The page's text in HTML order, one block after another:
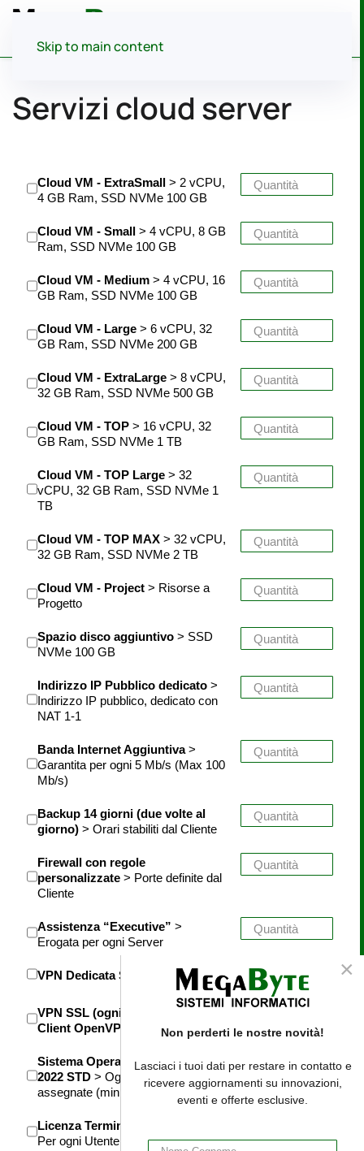
Skip to main content
Servizi cloud server
Cloud VM - ExtraSmall > 2 vCPU,
4 GB Ram, SSD NVMe 100 GB
Cloud VM - Small > 4 vCPU, 8 GB
Ram, SSD NVMe 100 GB
Cloud VM - Medium > 4 vCPU, 16
GB Ram, SSD NVMe 100 GB
Cloud VM - Large > 6 vCPU, 32
GB Ram, SSD NVMe 200 GB
Cloud VM - ExtraLarge > 8 vCPU,
32 GB Ram, SSD NVMe 500 GB
Cloud VM - TOP > 16 vCPU, 32
GB Ram, SSD NVMe 1 TB
Cloud VM - TOP Large > 32
vCPU, 32 GB Ram, SSD NVMe 1
TB
Cloud VM - TOP MAX > 32 vCPU,
32 GB Ram, SSD NVMe 2 TB
Cloud VM - Project > Risorse a
Progetto
Spazio disco aggiuntivo > SSD
NVMe 100 GB
Indirizzo IP Pubblico dedicato >
Indirizzo IP pubblico, dedicato con
NAT 1-1
Banda Internet Aggiuntiva>
Garantita per ogni 5 Mb/s (Max 100
Mb/s)
Backup 14 giorni (due volte al
giorno) > Orari stabiliti dal Cliente
Firewall con regole
personalizzate > Porte definite dal
Cliente
Assistenza “Executive” >
Erogata per ogni Server
VPN Dedicata Site-to-Site
VPN SSL (ogni Client) Tramite
Client OpenVPN
Sistema Operativo Windows
2022 STD > Ogni n.2 VCPU
assegnate (minimo)
Licenza Terminal Server - Base
Per ogni Utente
×
Non perderti le nostre novità!
Lasciaci i tuoi dati per restare in contatto e
ricevere aggiornamenti su innovazioni,
eventi e offerte esclusive.